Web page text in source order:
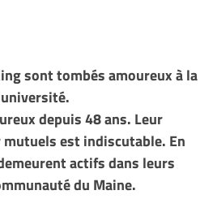
sont tombés amoureux à la
depuis 48 ans. Leur
est indiscutable. En
actifs dans leurs
du Maine.